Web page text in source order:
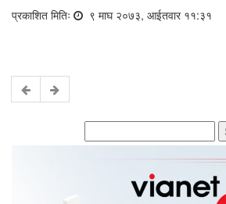
प्रकाशित मितिः ९ माघ २०७३, आईतवार ११:३१
for: